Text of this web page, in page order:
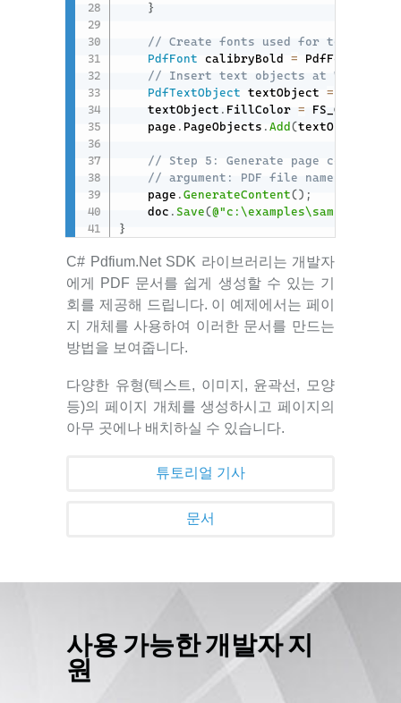
}
// Create fonts used for text
PdfFont calibryBold = PdfFont
// Insert text objects at 7.69";
PdfTextObject textObject =
    textObject
. FillColor = FS_COLOR
    page
. PageObjects . Add (textObject
// Step 5: Generate page content
// argument: PDF file name
    page
. GenerateContent() ;
    doc
. Save(
}
C# Pdfium.Net SDK 라이브러리는 개발자
에게 PDF 문서를 쉽게 생성할 수 있는 기
회를 제공해 드립니다. 이 예제에서는 페이
지 개체를 사용하여 이러한 문서를 만드는
방법을 보여줍니다.
다양한 유형(텍스트, 이미지, 윤곽선, 모양
등)의 페이지 개체를 생성하시고 페이지의
아무 곳에나 배치하실 수 있습니다.
튜토리얼 기사
문서
사용 가능한 개발자 지
원